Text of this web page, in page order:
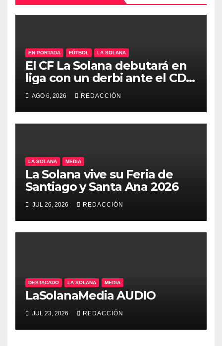
EN PORTADA FÚTBOL LA SOLANA
El CF La Solana debutará en
liga con un derbi ante el CD
Manchego Ciudad Real
AGO 6, 2026 REDACCIÓN
LA SOLANA MEDIA
La Solana vive su Feria de
Santiago y Santa Ana 2026
JUL 26, 2026 REDACCIÓN
DESTACADO LA SOLANA MEDIA
LaSolanaMedia AUDIO
JUL 23, 2026 REDACCIÓN